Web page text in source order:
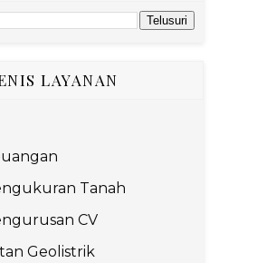
LAYANAN
Tanah
CV
Geolistrik